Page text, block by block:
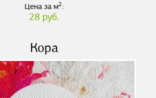
Цена за м2:
28 руб.
Кора